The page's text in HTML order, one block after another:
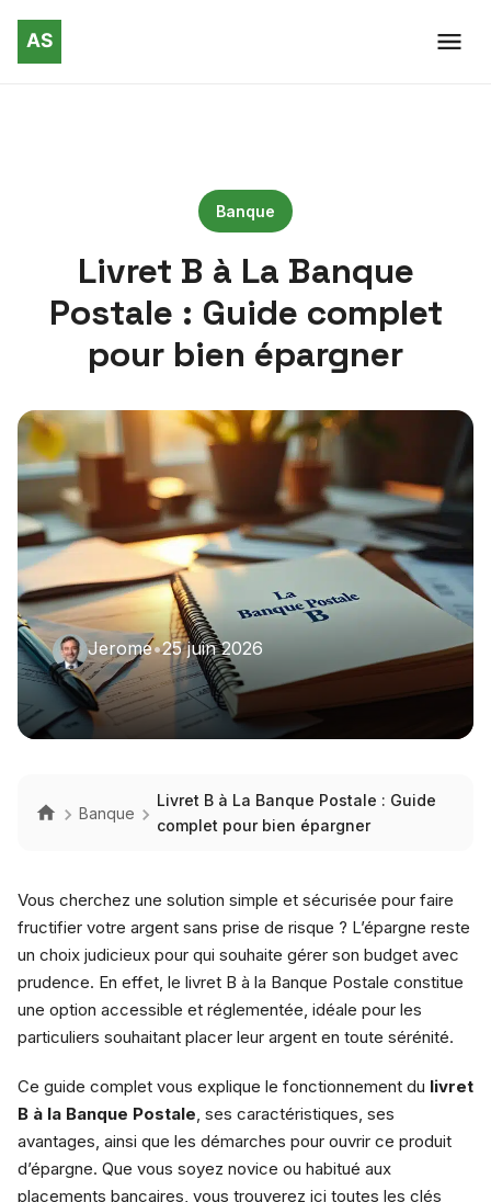
Banque
Livret B à La Banque
Postale : Guide complet
pour bien épargner
Jerome•25 juin 2026
Banque
Livret B à La Banque Postale : Guide
complet pour bien épargner
Vous cherchez une solution simple et sécurisée pour faire
fructifier votre argent sans prise de risque ? L’épargne reste
un choix judicieux pour qui souhaite gérer son budget avec
prudence. En effet, le livret B à la Banque Postale constitue
une option accessible et réglementée, idéale pour les
particuliers souhaitant placer leur argent en toute sérénité.
Ce guide complet vous explique le fonctionnement du livret
B à la Banque Postale, ses caractéristiques, ses
avantages, ainsi que les démarches pour ouvrir ce produit
d’épargne. Que vous soyez novice ou habitué aux
placements bancaires, vous trouverez ici toutes les clés